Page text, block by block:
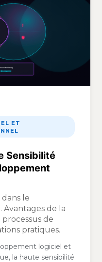
ET
Sensibilité
dans le
de la
de
pratiques.
logiciel et
la haute sensibilité